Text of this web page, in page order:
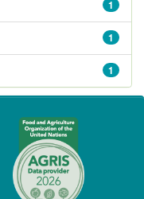
1
1
1